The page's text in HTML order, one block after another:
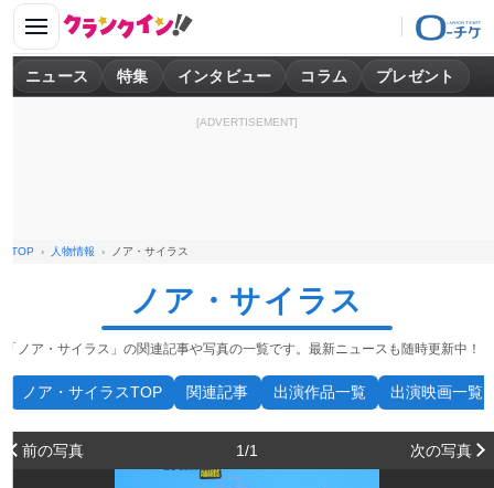
ニュース 特集 インタビュー コラム プレゼント
[ADVERTISEMENT]
TOP 人物情報 ノア・サイラス
ノア・サイラス
「ノア・サイラス」の関連記事や写真の一覧です。最新ニュースも随時更新中！
ノア・サイラスTOP 関連記事 出演作品一覧 出演映画一覧
前の写真 1/1 次の写真